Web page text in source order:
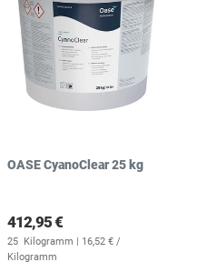
OASE CyanoClear 25 kg
412,95 €
25 Kilogramm | 16,52 € /
Kilogramm